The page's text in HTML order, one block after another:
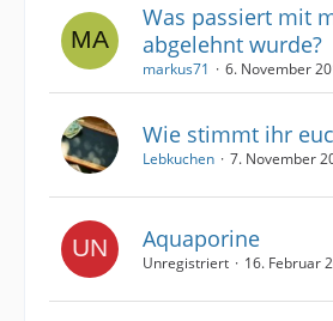
Was passiert mit
abgelehnt wurde?
markus71 6. November
Wie stimmt ihr
Lebkuchen 7. November
Aquaporine
Unregistriert 16. Februar